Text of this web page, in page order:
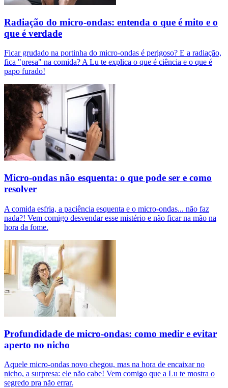
Radiação do micro-ondas: entenda o que é mito e o
que é verdade
Ficar grudado na portinha do micro-ondas é perigoso? E a radiação,
fica "presa" na comida? A Lu te explica o que é ciência e o que é
papo furado!
Micro-ondas não esquenta: o que pode ser e como
resolver
A comida esfria, a paciência esquenta e o micro-ondas... não faz
nada?! Vem comigo desvendar esse mistério e não ficar na mão na
hora da fome.
Profundidade de micro-ondas: como medir e evitar
aperto no nicho
Aquele micro-ondas novo chegou, mas na hora de encaixar no
nicho, a surpresa: ele não cabe! Vem comigo que a Lu te mostra o
segredo pra não errar.